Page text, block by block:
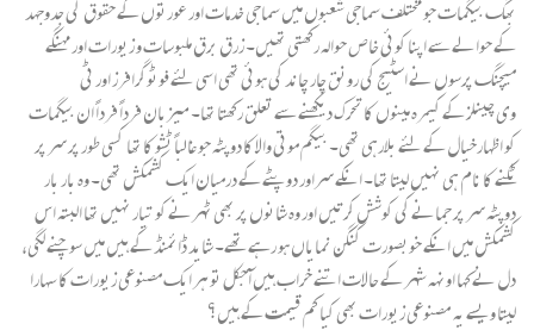
بھگ بیگمات جو مختلف سماجی شعبوں میں سماجی خدمات اور عورتوں کے حقوق کی جدوجہد
کے حوالے سے اپنا کوئی خاص حوالہ رکھتی تھیں۔ زرق برق ملبوسات و زیورات اور مہنگے
میچنگ پرسوں نے اسٹیج کی رونق چار چاند کی ہوئی تھی اسی لئے فوٹوگرافرز اور ٹی
وی چینلز کے کیمرہ مینوں کا تحرک دیکھنے سے تعلق رکھتا تھا۔ میزبان فرداً فرداً ان بیگمات
کو اظہارخیال کے لئے بلارہی تھی۔ بیگم موتی والا کا دوپٹہ جو غالباً ٹشو کا تھا کسی طور پر سر پر
ٹکنے کا نام ہی نہیں لیتا تھا۔ انکے سراور دوپٹے کے درمیان ایک کشمکش تھی۔ وہ بار بار
دوپٹہ سر پر جمانے کی کوشش کرتیں اور وہ شانوں پر بھی ٹہرنے کو تیار نہیں تھا البتہ اس
کشمکش میں انکے خوبصورت کنگن نمایاں ہو رہے تھے۔ شاید ڈائمنڈ کے ہیں میں‌ سوچنے لگی،
دل نے کہا اونہہ شہر کے حالات اتنے خراب ہیں آجکل تو ہر ایک مصنوعی زیورات کا سہارا
لیتا ویسے یہ مصنوعی زیورات بھی کیا کم قیمت کے ہیں؟